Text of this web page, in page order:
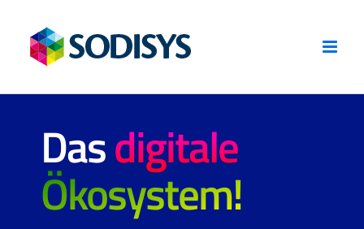
Inhalt
springen
Dasdigitale
Ökosystem!